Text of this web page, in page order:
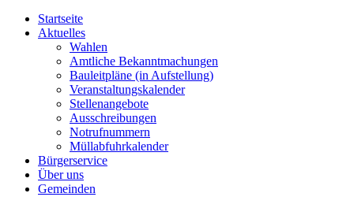
Startseite
Aktuelles
Wahlen
Amtliche Bekanntmachungen
Bauleitpläne (in Aufstellung)
Veranstaltungskalender
Stellenangebote
Ausschreibungen
Notrufnummern
Müllabfuhrkalender
Bürgerservice
Über uns
Gemeinden